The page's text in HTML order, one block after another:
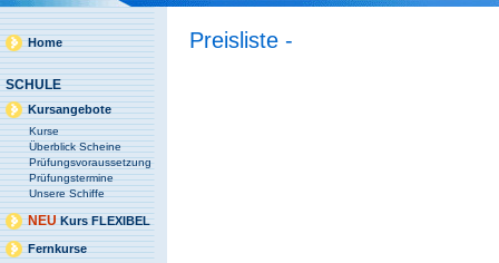
Home
SCHULE
Kursangebote
Kurse
Überblick Scheine
Prüfungsvoraussetzung
Prüfungstermine
Unsere Schiffe
NEUKurs FLEXIBEL
Fernkurse
Preisliste -